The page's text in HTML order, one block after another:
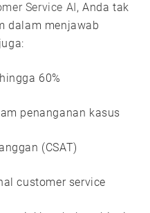
Service AI , Anda tak
dalam menjawab
60%
penanganan kasus
(CSAT)
customer service